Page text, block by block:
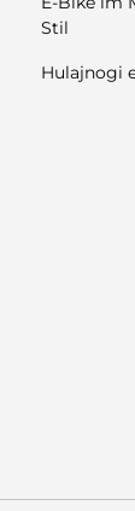
Stil
Hulajnogi